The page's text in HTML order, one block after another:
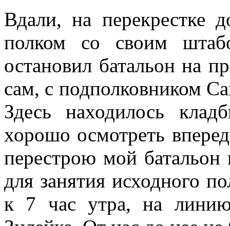
Вдали, на перекрестке
полком со своим
остановил батальон на
сам, с подполковником
Здесь находилось
хорошо осмотреть
перестрою мой батальон
для занятия исходного
к 7 час утра, на